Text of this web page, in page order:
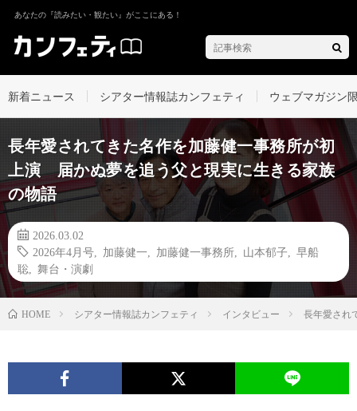
あなたの『読みたい・観たい』がここにある！
新着ニュース シアター情報誌カンフェティ ウェブマガジン
長年愛されてきた名作を加藤健一事務所が初
上演 届かぬ夢を追う父と現実に生きる家族
の物語
2026.03.02
2026年4月号
加藤健一 加藤健一事務所 山本郁子
早船
聡
舞台・演劇
HOME シアター情報誌カンフェティ インタビュー 長年愛され